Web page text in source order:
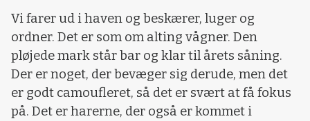
Vi farer ud i haven og beskærer, luger og
ordner. Det er som om alting vågner. Den
pløjede mark står bar og klar til årets såning.
Der er noget, der bevæger sig derude, men det
er godt camoufleret, så det er svært at få fokus
på. Det er harerne, der også er kommet i